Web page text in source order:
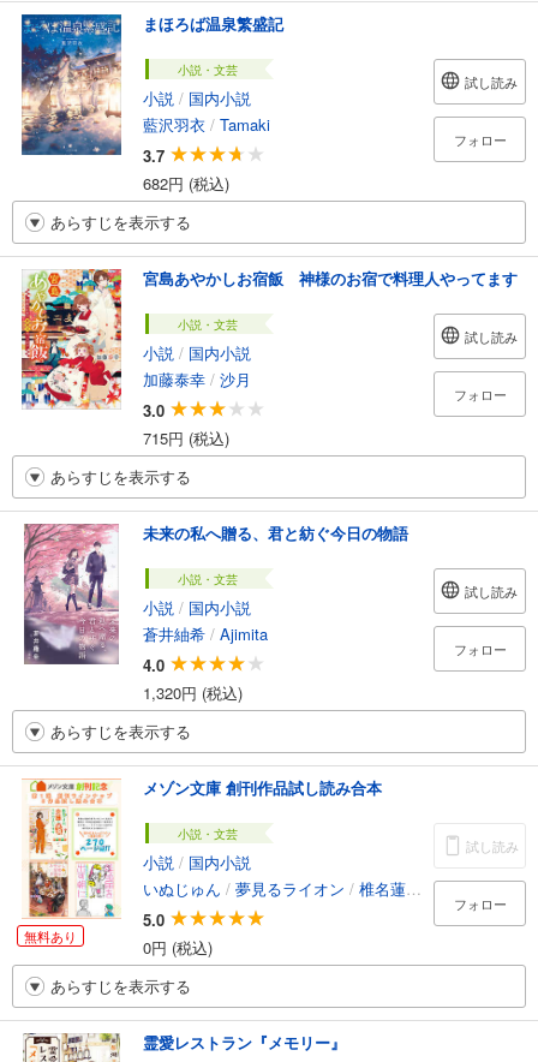
まほろば温泉繁盛記
小説・文芸
小説 / 国内小説
藍沢羽衣 / Tamaki
3.7
682円 (税込)
試し読み
フォロー
あらすじを表示する
宮島あやかしお宿飯 神様のお宿で料理人やってます
小説・文芸
小説 / 国内小説
加藤泰幸 / 沙月
3.0
715円 (税込)
試し読み
フォロー
あらすじを表示する
未来の私へ贈る、君と紡ぐ今日の物語
小説・文芸
小説 / 国内小説
蒼井紬希 / Ajimita
4.0
1,320円 (税込)
試し読み
フォロー
あらすじを表示する
無料あり
メゾン文庫 創刊作品試し読み合本
小説・文芸
小説 / 国内小説
いぬじゅん / 夢見るライオン / 椎名蓮月 /uki/やまざき
5.0
0円 (税込)
試し読み
フォロー
あらすじを表示する
霊愛レストラン『メモリー』